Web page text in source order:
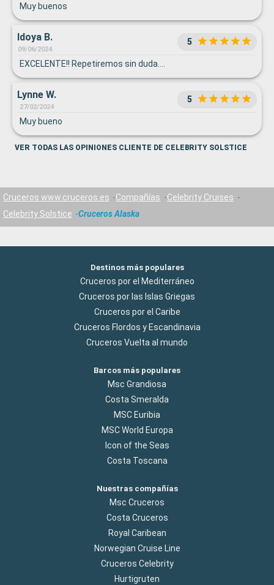
Muy buenos
Idoya B.
09/06/2024
5
EXCELENTE!! Repetiremos sin duda....
Lynne W.
27/02/2024
5
Muy bueno
VER TODAS LAS OPINIONES CLIENTE DE CELEBRITY SOLSTICE
Cruceros www.cruceros.es Compañías
Celebrity Cruises
Celebrity Solstice
Cruceros Alaska
Destinos más populares
Cruceros por el Mediterráneo
Cruceros por las Islas Griegas
Cruceros por el Caribe
Cruceros Flordos y Escandinavia
Cruceros Vuelta al mundo
Barcos más populares
Msc Grandiosa
Costa Smeralda
MSC Euribia
MSC World Europa
Icon of the Seas
Costa Toscana
Nuestras compañías
Msc Cruceros
Costa Cruceros
Royal Caribean
Norwegian Cruise Line
Cruceros Celebrity
Hurtigruten